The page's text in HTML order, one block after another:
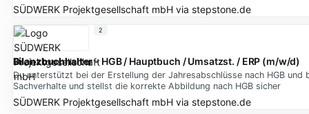
SÜDWERK Projektgesellschaft mbHvia stepstone.de
Bilanzbuchhalter- HGB / Hauptbuch / Umsatzst. / ERP (m/w/d)
Du unterstützt bei der Erstellung der Jahresabschlüsse nach HGB
Sachverhalte und stellst die korrekte Abbildung nach HGB sicher
SÜDWERK Projektgesellschaft mbHvia stepstone.de
2